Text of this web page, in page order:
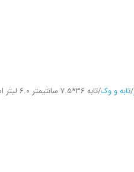
تابه و وک تابه 36*7.5 سانتیمتر 6.0 لیتر استیل مات پرولاین کرکماز 1178